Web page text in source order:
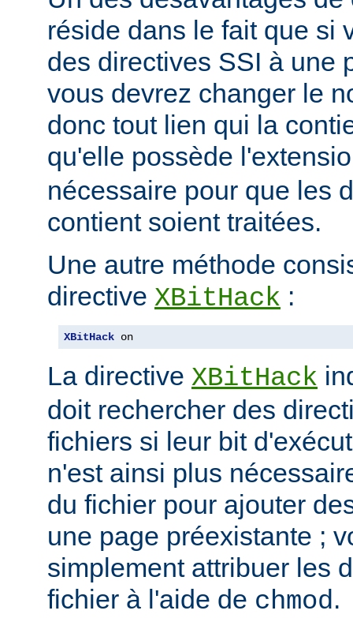
réside dans le fait que si
des directives SSI à une
vous devrez changer le
donc tout lien qui la
qu'elle possède
nécessaire pour que les
contient soient traitées.
Une autre méthode
directive XBitHack :
XBitHack on
La directive XBitHack
doit rechercher des
fichiers si leur bit
n'est ainsi plus
du fichier pour ajouter
une page préexistante ;
simplement attribuer les
fichier à l'aide de chmod.